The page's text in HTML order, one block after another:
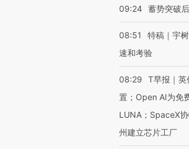
09:24 蓄势突破
08:51
特稿｜宇
速和考验
08:29
T早报｜英
置；Open AI为免
LUNA；SpaceX
州建立芯片工厂